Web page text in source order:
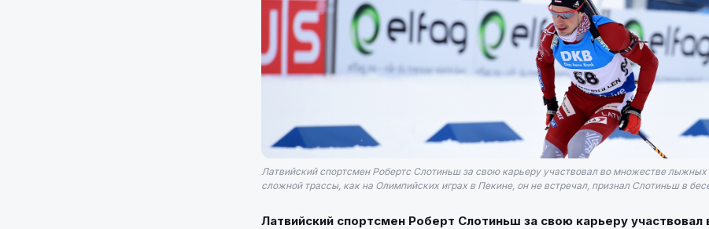
Латвийский спортсмен Робертс Слотиньш за свою карьеру участвовал во множестве лыжных
сложной трассы, как на Олимпийских играх в Пекине, он не встречал, признал Слотиньш в
Латвийский спортсмен Роберт Слотиньш за свою карьеру